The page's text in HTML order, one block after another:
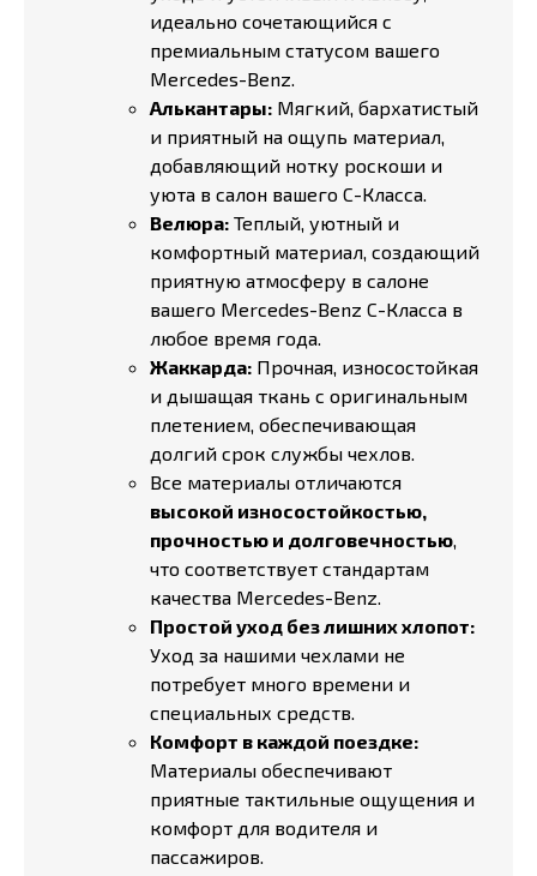
идеально сочетающийся с
премиальным статусом вашего
Mercedes-Benz.
Алькантары: Мягкий, бархатистый
и приятный на ощупь материал,
добавляющий нотку роскоши и
уюта в салон вашего C-Класса.
Велюра: Теплый, уютный и
комфортный материал, создающий
приятную атмосферу в салоне
вашего Mercedes-Benz C-Класса в
любое время года.
Жаккарда: Прочная, износостойкая
и дышащая ткань с оригинальным
плетением, обеспечивающая
долгий срок службы чехлов.
Все материалы отличаются
высокой износостойкостью,
прочностью и долговечностью,
что соответствует стандартам
качества Mercedes-Benz.
Простой уход без лишних хлопот:
Уход за нашими чехлами не
потребует много времени и
специальных средств.
Комфорт в каждой поездке:
Материалы обеспечивают
приятные тактильные ощущения и
комфорт для водителя и
пассажиров.